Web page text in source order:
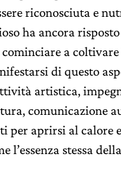
riconosciuta e
ha ancora
cominciare a
di questo
artistica,
comunicazione
per aprirsi al calore
l’essenza stessa